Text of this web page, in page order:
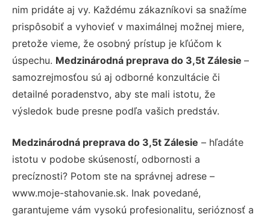
nim pridáte aj vy. Každému zákazníkovi sa snažíme
prispôsobiť a vyhovieť v maximálnej možnej miere,
pretože vieme, že osobný prístup je kľúčom k
úspechu. Medzinárodná preprava do 3,5t Zálesie –
samozrejmosťou sú aj odborné konzultácie či
detailné poradenstvo, aby ste mali istotu, že
výsledok bude presne podľa vašich predstáv.
Medzinárodná preprava do 3,5t Zálesie – hľadáte
istotu v podobe skúseností, odbornosti a
precíznosti? Potom ste na správnej adrese –
www.moje-stahovanie.sk. Inak povedané,
garantujeme vám vysokú profesionalitu, serióznosť a